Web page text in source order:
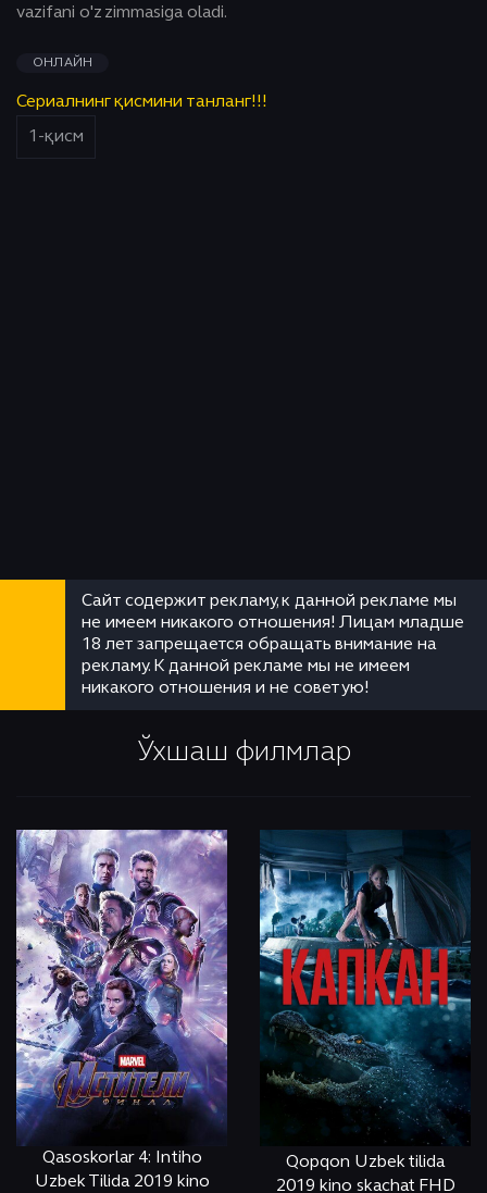
vazifani o'z zimmasiga oladi.
ОНЛАЙН
Сериалнинг қисмини танланг!!!
Сайт содержит рекламу, к данной рекламе мы
не имеем никакого отношения! Лицам младше
18 лет запрещается обращать внимание на
рекламу. К данной рекламе мы не имеем
никакого отношения и не советую!
Ўхшаш филмлар
Qasoskorlar 4: Intiho
Uzbek Tilida 2019 kino
Qopqon Uzbek tilida
2019 kino skachat FHD